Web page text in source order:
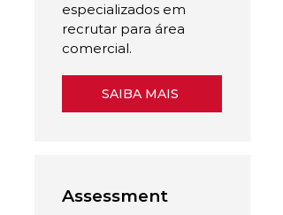
especializados em
recrutar para área
comercial.
SAIBA MAIS
Assessment